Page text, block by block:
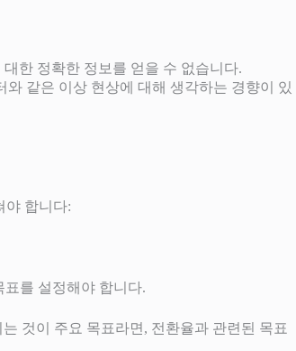
한 정확한 정보를 얻을 수 없습니다.
같은 이상 현상에 대해 생각하는 경향이 있
야 합니다:
표를 설정해야 합니다.
것이 주요 목표라면, 전환율과 관련된 목표